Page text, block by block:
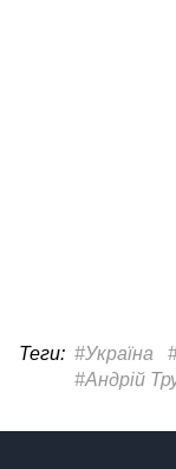
Теги: #Україна
#Андрій